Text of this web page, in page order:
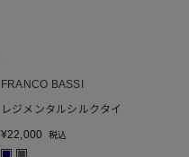
FRANCO BASSI
レジメンタルシルクタイ
¥22,000 税込